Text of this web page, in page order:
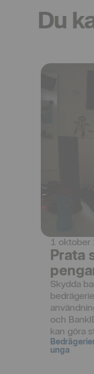
Du
1 oktober
Prata
Skydda
och
kan göra
unga